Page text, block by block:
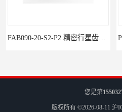
FAB090-20-S2-P2 精密行星齿轮减速机厂家 行星减速机-步进电机-伺服减速机
您是第
版权所有 ©2026-08-11 沪